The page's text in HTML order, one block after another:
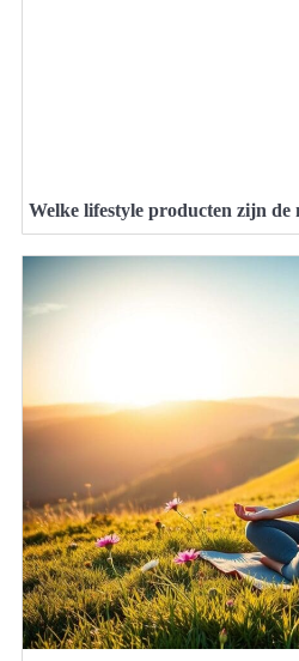
Welke lifestyle producten zijn de